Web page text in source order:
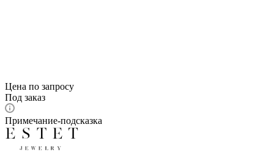
Цена по запросу
Под заказ
Примечание-подсказка